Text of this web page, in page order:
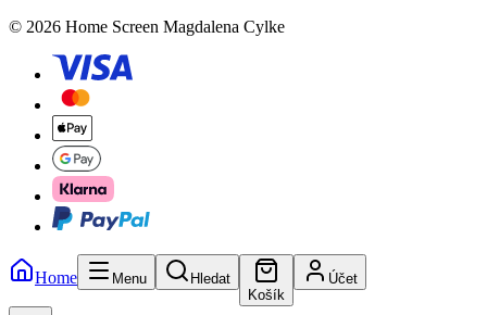
© 2026 Home Screen Magdalena Cylke
Home Menu
Hledat
Košík
Účet